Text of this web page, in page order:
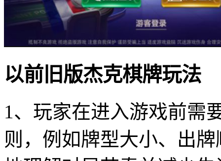
以前旧版杰克棋牌玩法
1、玩家在进入游戏前需
则，例如牌型大小、出